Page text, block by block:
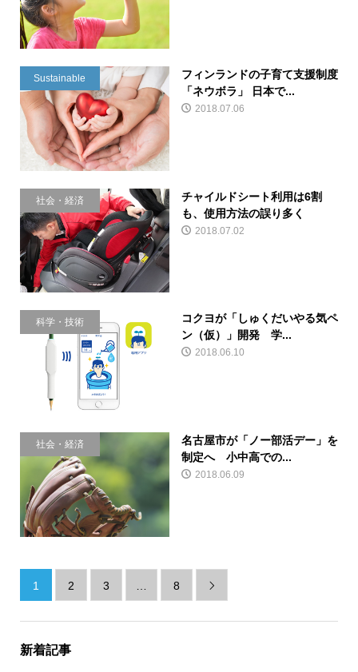
Sustainable
フィンランドの子育て支援制度
「ネウボラ」 日本で...
2018.07.06
社会・経済
チャイルドシート利用は6割
も、使用方法の誤り多く
2018.07.02
科学・技術
コクヨが「しゅくだいやる気ペ
ン（仮）」開発 学...
2018.06.10
社会・経済
名古屋市が「ノー部活デー」を
制定へ 小中高での...
2018.06.09
1 2 3 8 
新着記事